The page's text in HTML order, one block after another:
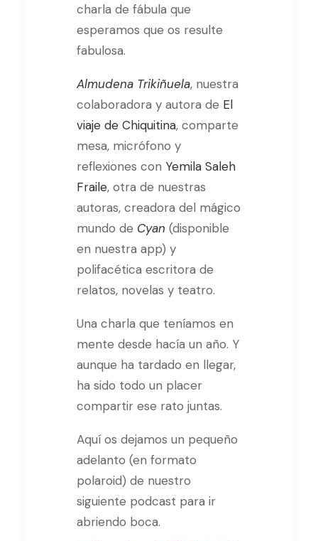
charla de fábula que
esperamos que os resulte
fabulosa.
Almudena Trikiñuela, nuestra
colaboradora y autora de El
viaje de Chiquitina, comparte
mesa, micrófono y
reflexiones con Yemila Saleh
Fraile, otra de nuestras
autoras, creadora del mágico
mundo de Cyan (disponible
en nuestra app) y
polifacética escritora de
relatos, novelas y teatro.
Una charla que teníamos en
mente desde hacía un año. Y
aunque ha tardado en llegar,
ha sido todo un placer
compartir ese rato juntas.
Aquí os dejamos un pequeño
adelanto (en formato
polaroid) de nuestro
siguiente podcast para ir
abriendo boca.